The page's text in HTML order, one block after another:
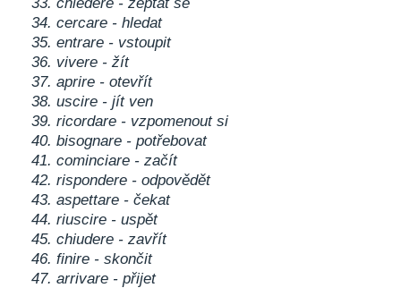
34. cercare - hledat
35. entrare - vstoupit
36. vivere - žít
37. aprire - otevřít
38. uscire - jít ven
39. ricordare - vzpomenout si
40. bisognare - potřebovat
41. cominciare - začít
42. rispondere - odpovědět
43. aspettare - čekat
44. riuscire - uspět
45. chiudere - zavřít
46. finire - skončit
47. arrivare - přijet